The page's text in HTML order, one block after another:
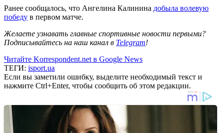
Ранее сообщалось, что Ангелина Калинина добыла волевую
победу в первом матче.
Желаете узнавать главные спортивные новости первыми?
Подписывайтесь на наш канал в Telegram!
Читайте Korrespondent.net в Google News
ТЕГИ: isport.ua
Если вы заметили ошибку, выделите необходимый текст и
нажмите Ctrl+Enter, чтобы сообщить об этом редакции.